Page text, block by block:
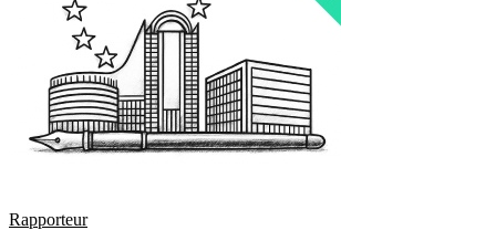
Rapporteur